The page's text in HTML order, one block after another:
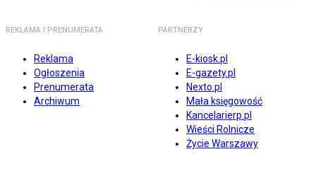
REKLAMA I PRENUMERATA
Reklama
Ogłoszenia
Prenumerata
Archiwum
PARTNERZY
E-kiosk.pl
E-gazety.pl
Nexto.pl
Mała księgowość
Kancelarierp.pl
Wieści Rolnicze
Życie Warszawy